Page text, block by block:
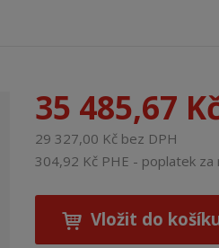
e
35 485,67
29 327,00 Kč bez DPH
304,92 Kč PHE - poplatek za
Vložit do